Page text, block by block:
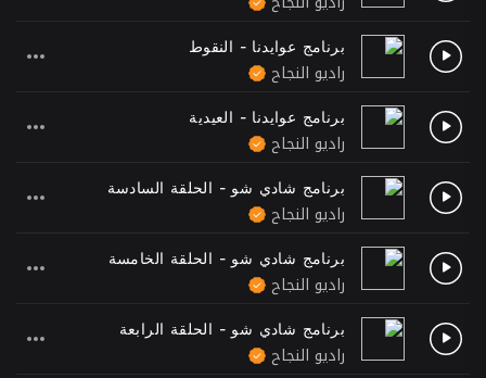
برنامج عوايدنا - النقوط
راديو النجاح
برنامج عوايدنا - العيدية
راديو النجاح
برنامج شادي شو - الحلقة السادسة
راديو النجاح
برنامج شادي شو - الحلقة الخامسة
راديو النجاح
برنامج شادي شو - الحلقة الرابعة
راديو النجاح